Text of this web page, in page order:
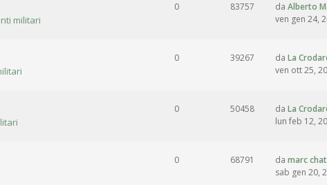
militari
0 83757 da Alberto
ven gen 24,
0 39267 da La
ven ott 25,
0 50458 da La
lun feb 12,
0 68791 da marc
sab gen 20,